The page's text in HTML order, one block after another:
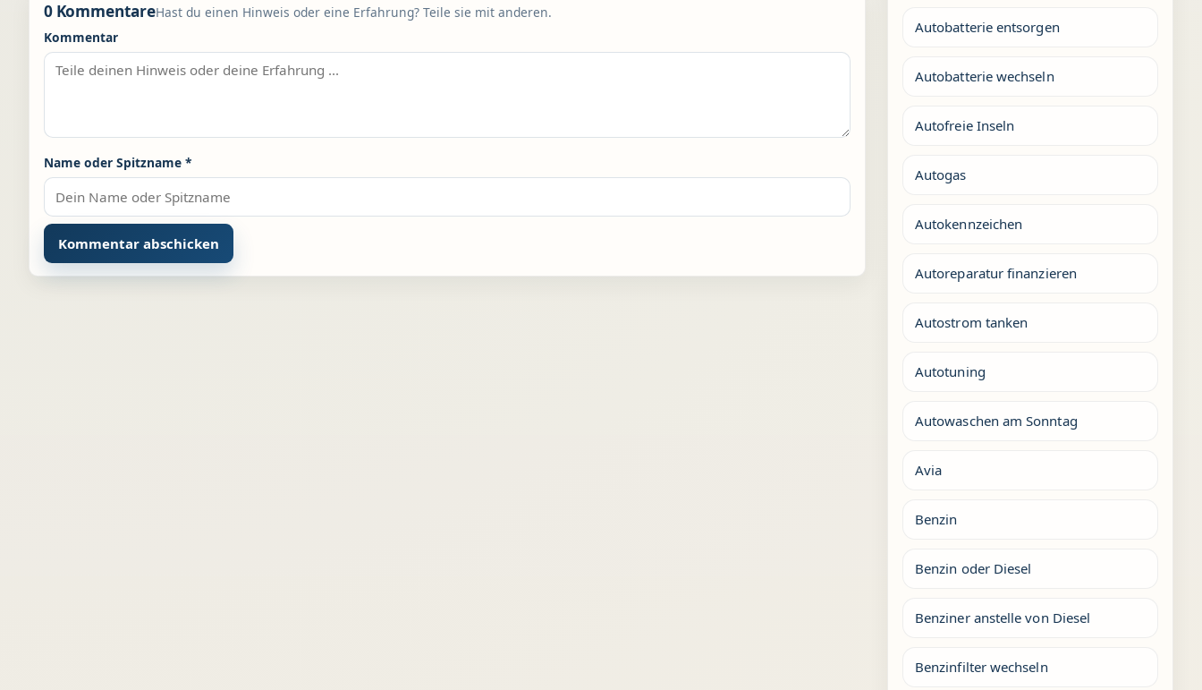
0 KommentareHast du einen Hinweis oder eine Erfahrung? Teile sie mit anderen.
Kommentar
Name oder Spitzname *
Autobatterie entsorgen
Autobatterie wechseln
Autofreie Inseln
Autogas
Autokennzeichen
Autoreparatur finanzieren
Autostrom tanken
Autotuning
Autowaschen am Sonntag
Avia
Benzin
Benzin oder Diesel
Benziner anstelle von Diesel
Benzinfilter wechseln